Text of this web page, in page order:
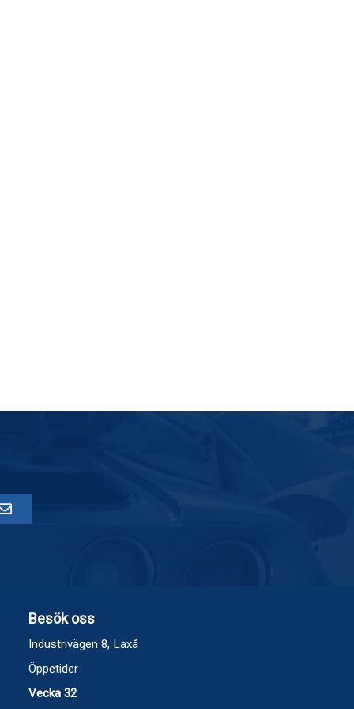
Besök oss
Industrivägen 8, Laxå
Öppetider
Vecka 32